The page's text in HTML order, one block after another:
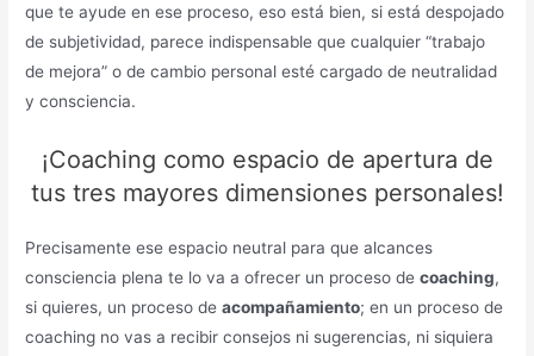
que te ayude en ese proceso, eso está bien, si está despojado
de subjetividad, parece indispensable que cualquier “trabajo
de mejora” o de cambio personal esté cargado de neutralidad
y consciencia.
¡Coaching como espacio de apertura de
tus tres mayores dimensiones personales!
Precisamente ese espacio neutral para que alcances
consciencia plena te lo va a ofrecer un proceso decoaching,
si quieres, un proceso deacompañamiento; en un proceso de
coaching no vas a recibir consejos ni sugerencias, ni siquiera